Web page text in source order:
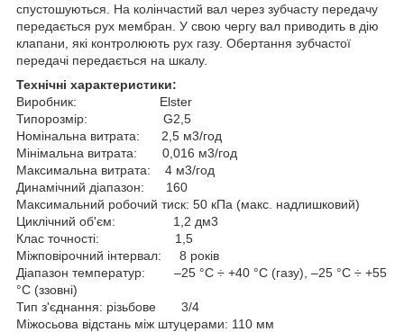
спустошуються. На колінчастий вал через зубчасту передачу
передається рух мембран. У свою чергу вал приводить в дію
клапани, які контролюють рух газу. Обертання зубчастої
передачі передається на шкалу.
Технічні характеристики:
Виробник:
Elster
Типорозмір:
G2,5
Номінальна витрата:
2,5 м3/год
Мінімальна витрата:
0,016 м3/год
Максимальна витрата:
4 м3/год
Динамічний діапазон:
160
Максимальний робочий тиск: 50 кПа (макс. надлишковий)
Циклічний об'єм:
1,2 дм3
Клас точності:
1,5
Міжповірочний інтервал:
8 років
Діапазон температур:
–25 °С ÷ +40 °С (газу), –25 °С ÷ +55
°С (ззовні)
Тип з'єднання: різьбове 3/4
Міжосьова відстань між штуцерами: 110 мм